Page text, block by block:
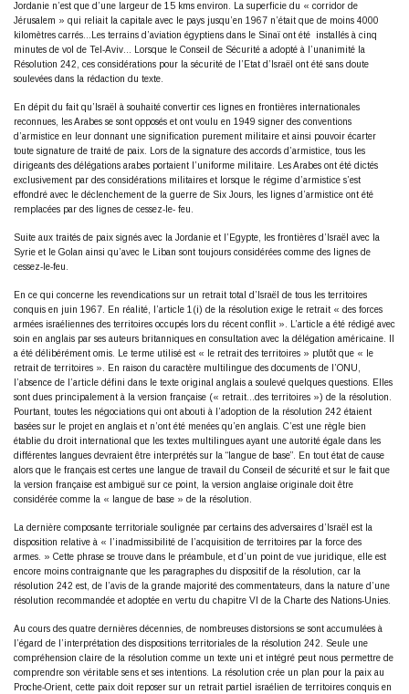
Jordanie n’est que d’une largeur de 15 kms environ. La superficie du « corridor de
Jérusalem » qui reliait la capitale avec le pays jusqu’en 1967 n’était que de moins 4000
kilomètres carrés…Les terrains d’aviation égyptiens dans le Sinaï ont été installés à cinq
minutes de vol de Tel-Aviv… Lorsque le Conseil de Sécurité a adopté à l’unanimité la
Résolution 242, ces considérations pour la sécurité de l’Etat d’Israël ont été sans doute
soulevées dans la rédaction du texte.
En dépit du fait qu’Israël à souhaité convertir ces lignes en frontières internationales
reconnues, les Arabes se sont opposés et ont voulu en 1949 signer des conventions
d’armistice en leur donnant une signification purement militaire et ainsi pouvoir écarter
toute signature de traité de paix. Lors de la signature des accords d’armistice, tous les
dirigeants des délégations arabes portaient l’uniforme militaire. Les Arabes ont été dictés
exclusivement par des considérations militaires et lorsque le régime d’armistice s’est
effondré avec le déclenchement de la guerre de Six Jours, les lignes d’armistice ont été
remplacées par des lignes de cessez-le- feu.
Suite aux traités de paix signés avec la Jordanie et l’Egypte, les frontières d’Israël avec la
Syrie et le Golan ainsi qu’avec le Liban sont toujours considérées comme des lignes de
cessez-le-feu.
En ce qui concerne les revendications sur un retrait total d’Israël de tous les territoires
conquis en juin 1967. En réalité, l’article 1(i) de la résolution exige le retrait « des forces
armées israéliennes des territoires occupés lors du récent conflit ». L’article a été rédigé avec
soin en anglais par ses auteurs britanniques en consultation avec la délégation américaine. Il
a été délibérément omis. Le terme utilisé est « le retrait des territoires » plutôt que « le
retrait de territoires ». En raison du caractère multilingue des documents de l’ONU,
l’absence de l’article défini dans le texte original anglais a soulevé quelques questions. Elles
sont dues principalement à la version française (« retrait…des territoires ») de la résolution.
Pourtant, toutes les négociations qui ont abouti à l’adoption de la résolution 242 étaient
basées sur le projet en anglais et n’ont été menées qu’en anglais. C’est une règle bien
établie du droit international que les textes multilingues ayant une autorité égale dans les
différentes langues devraient être interprétés sur la “langue de base”. En tout état de cause
alors que le français est certes une langue de travail du Conseil de sécurité et sur le fait que
la version française est ambiguë sur ce point, la version anglaise originale doit être
considérée comme la « langue de base » de la résolution.
La dernière composante territoriale soulignée par certains des adversaires d’Israël est la
disposition relative à « l’inadmissibilité de l’acquisition de territoires par la force des
armes. » Cette phrase se trouve dans le préambule, et d’un point de vue juridique, elle est
encore moins contraignante que les paragraphes du dispositif de la résolution, car la
résolution 242 est, de l’avis de la grande majorité des commentateurs, dans la nature d’une
résolution recommandée et adoptée en vertu du chapitre VI de la Charte des Nations-Unies.
Au cours des quatre dernières décennies, de nombreuses distorsions se sont accumulées à
l’égard de l’interprétation des dispositions territoriales de la résolution 242. Seule une
compréhension claire de la résolution comme un texte uni et intégré peut nous permettre de
comprendre son véritable sens et ses intentions. La résolution crée un plan pour la paix au
Proche-Orient, cette paix doit reposer sur un retrait partiel israélien de territoires conquis en